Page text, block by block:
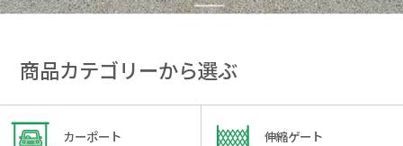
商品カテゴリーから選ぶ
カーポート 伸縮ゲート